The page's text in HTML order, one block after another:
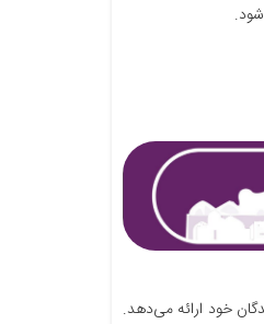
خود ارائه می‌دهد.